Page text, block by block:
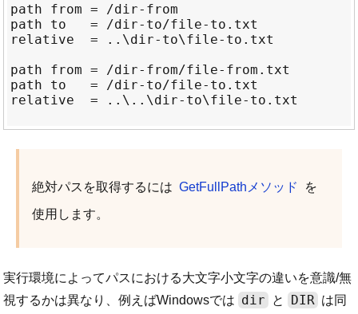
path from = /dir-from
path to   = /dir-to/file-to.txt
relative  = ..\dir-to\file-to.txt
path from = /dir-from/file-from.txt
path to   = /dir-to/file-to.txt
relative  = ..\..\dir-to\file-to.txt
絶対パスを取得するには GetFullPathメソッド
を
使用します。
実行環境によってパスにおける大文字小文字の違いを意識/無
視するかは異なり、例えばWindowsでは dir と DIR は同